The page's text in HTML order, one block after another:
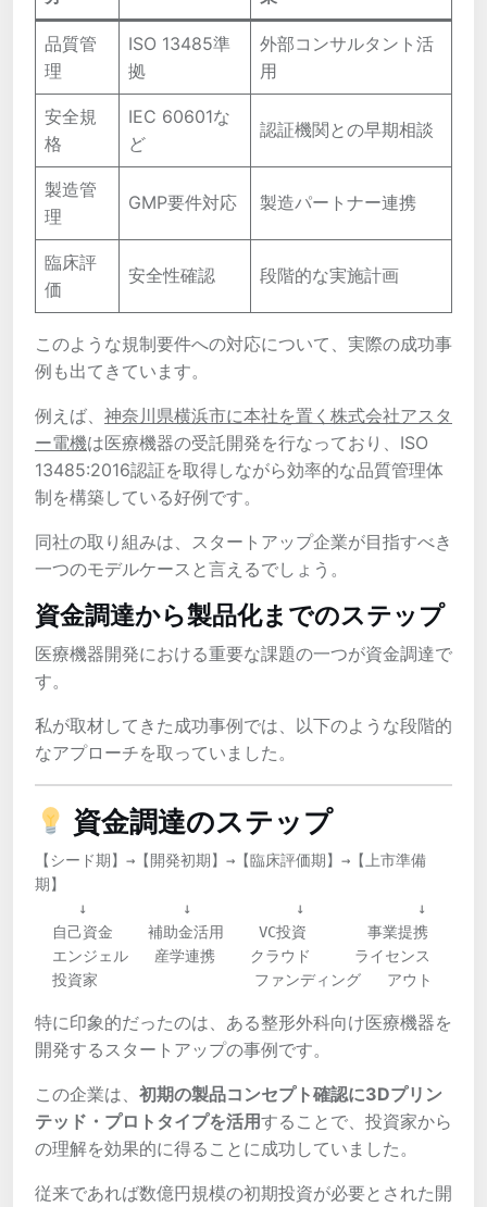
品質管
理
ISO 13485準
拠
外部コンサルタント活
用
安全規
格
IEC 60601な
ど
認証機関との早期相談
製造管
理
GMP要件対応 製造パートナー連携
臨床評
価
安全性確認 段階的な実施計画
このような規制要件への対応について、実際の成功事
例も出てきています。
例えば、 神奈川県横浜市に本社を置く株式会社アスタ
ー電機は医療機器の受託開発を行なっており、ISO
13485:2016認証を取得しながら効率的な品質管理体
制を構築している好例です。
同社の取り組みは、スタートアップ企業が目指すべき
一つのモデルケースと言えるでしょう。
資金調達から製品化までのステップ
医療機器開発における重要な課題の一つが資金調達で
す。
私が取材してきた成功事例では、以下のような段階的
なアプローチを取っていました。
資金調達のステップ
【シード期】→【開発初期】→【臨床評価期】→【上市準備
期】
  投資家                  ファンディング   アウト
特に印象的だったのは、ある整形外科向け医療機器を
開発するスタートアップの事例です。
この企業は、 初期の製品コンセプト確認に3Dプリン
テッド・プロトタイプを活用することで、投資家から
の理解を効果的に得ることに成功していました。
従来であれば数億円規模の初期投資が必要とされた開